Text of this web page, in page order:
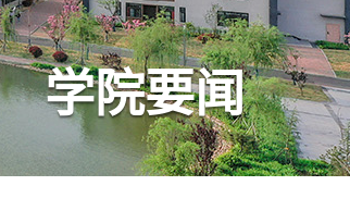
学院要闻